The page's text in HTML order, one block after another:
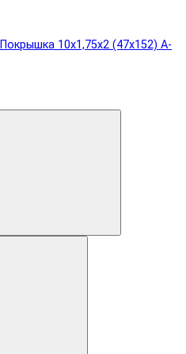
10х1,75х2 (47x152) A-